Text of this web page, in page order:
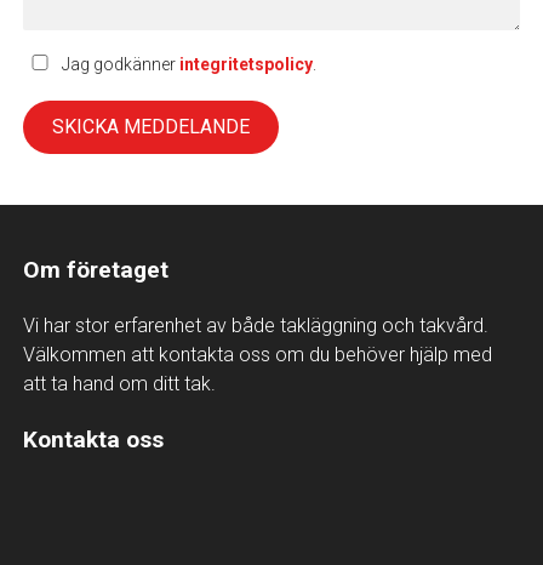
Jag godkänner integritetspolicy.
Om företaget
Vi har stor erfarenhet av både takläggning och takvård.
Välkommen att kontakta oss om du behöver hjälp med
att ta hand om ditt tak.
Kontakta oss